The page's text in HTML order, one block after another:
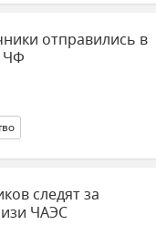
в Крым с Украины
отправились в
ЧФ
следят за
ЧАЭС